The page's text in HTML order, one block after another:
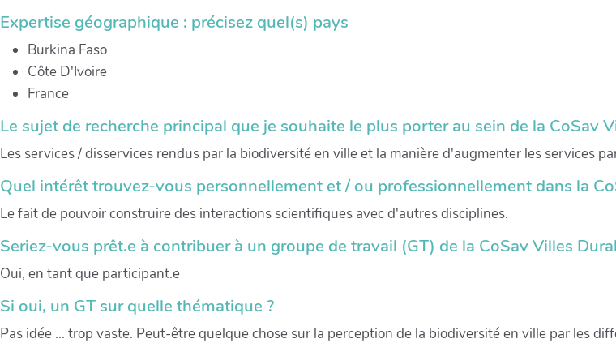
Expertise géographique : précisez quel(s) pays
Burkina Faso
Côte D'Ivoire
France
Le sujet de recherche principal que je souhaite le plus porter au sein de la CoSav
Les services / disservices rendus par la biodiversité en ville et la manière d'augmenter les services
Quel intérêt trouvez-vous personnellement et / ou professionnellement dans la
Le fait de pouvoir construire des interactions scientifiques avec d'autres disciplines.
Seriez-vous prêt.e à contribuer à un groupe de travail (GT) de la CoSav Villes
Oui, en tant que participant.e
Si oui, un GT sur quelle thématique ?
Pas idée ... trop vaste. Peut-être quelque chose sur la perception de la biodiversité en ville par les